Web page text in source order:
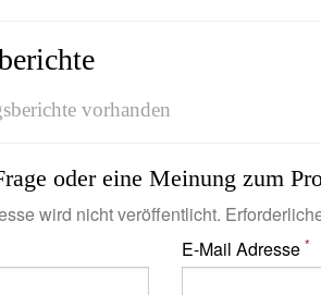
vorhanden
oder eine Meinung zum
wird nicht veröffentlicht.
E-Mail Adresse*